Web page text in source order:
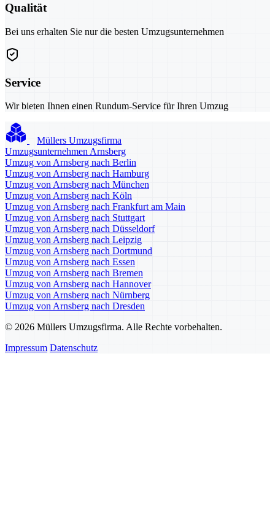
Qualität
Bei uns erhalten Sie nur die besten Umzugsunternehmen
Service
Wir bieten Ihnen einen Rundum-Service für Ihren Umzug
Müllers Umzugsfirma
Umzugsunternehmen Arnsberg
Umzug von Arnsberg nach Berlin
Umzug von Arnsberg nach Hamburg
Umzug von Arnsberg nach München
Umzug von Arnsberg nach Köln
Umzug von Arnsberg nach Frankfurt am Main
Umzug von Arnsberg nach Stuttgart
Umzug von Arnsberg nach Düsseldorf
Umzug von Arnsberg nach Leipzig
Umzug von Arnsberg nach Dortmund
Umzug von Arnsberg nach Essen
Umzug von Arnsberg nach Bremen
Umzug von Arnsberg nach Hannover
Umzug von Arnsberg nach Nürnberg
Umzug von Arnsberg nach Dresden
© 2026 Müllers Umzugsfirma. Alle Rechte vorbehalten.
Impressum Datenschutz